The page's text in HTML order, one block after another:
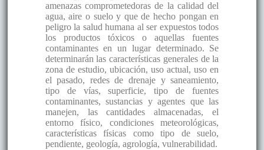
amenazas comprometedoras de la calidad del
agua, aire o suelo y que de hecho pongan en
peligro la salud humana al ser expuestos todos
los productos tóxicos o aquellas fuentes
contaminantes en un lugar determinado. Se
determinarán las características generales de la
zona de estudio, ubicación, uso actual, uso en
el pasado, redes de drenaje y saneamiento,
tipo de vías, superficie, tipo de fuentes
contaminantes, sustancias y agentes que las
manejen, las cantidades almacenadas, el
entorno físico, condiciones meteorológicas,
características físicas como tipo de suelo,
pendiente, geología, agrología, vulnerabilidad.